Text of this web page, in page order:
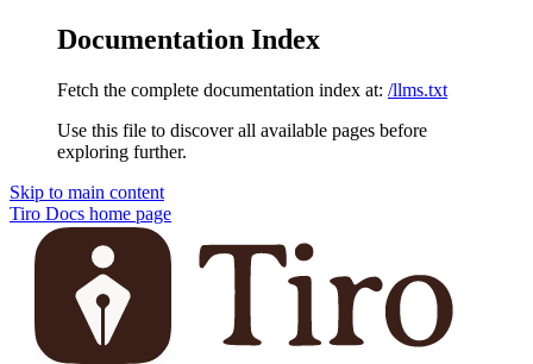
Documentation Index
Fetch the complete documentation index at: /llms.txt
Use this file to discover all available pages before
exploring further.
Skip to main content
Tiro Docs home page